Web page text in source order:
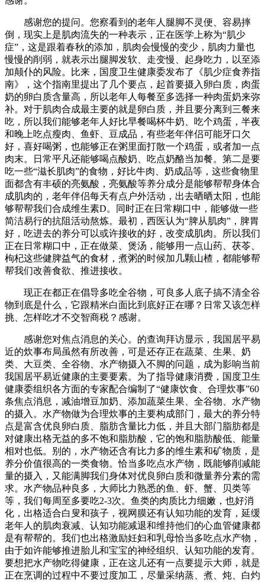
感谢您的提问。您察看到的老年人腿脚不灵便、容易摔
倒，现实上是肌肉流失的一种表示，正在医学上称为“肌少
症”，这是跟着春秋的添加，肌肉会慢慢的变少，肌肉力量也
慢慢的削弱，就表示出腿脚发软、走变慢、起身吃力，以至添
加颠仆的风险。比来，国度卫生健康委发布了《肌少症食养指
南》，这个指南里提出了几个要点，起首要摄入卵白质，肉蛋
奶的卵白质含量高，所以老年人每餐至多选择一种肉蛋奶来弥
补。对于肌肉合成最主要的就是卵白质，并且要分离到三餐来
吃，所以我们能够老年人好比早餐喝杯牛奶、吃个鸡蛋，半夜
和晚上吃点瘦肉、鱼虾、豆成品，有些老年伴侣可能牙口欠
好，喜好喝粥，也能够正在粥里面打散一个鸡蛋，或者加一点
肉末。日常平凡还能够喝点酸奶、吃点奶酪当加餐。第二是要
吃一些“滋长肌肉”的食物，好比牛肉、奶成品等，这些食物里
面都含有丰硕的亮氨酸，亮氨酸等养分成分是能够帮帮身体合
成肌肉的，老年伴侣每天有点户外活动，出去晒晒太阳，也能
够帮帮我们合成维生素D。同时正在日常糊口中，能够做一些
简洁易行的抗阻活动熬炼。最初，西医认为“脾从肌肉”，脾胃
好，吃进去的养分可以或许接收的好，改变成肌肉。所以我们
正在日常糊口中，正在做菜、煲汤，能够用一点山药、茯苓、
枸杞这些健脾益气的食材，煮粥的时候加几颗山楂，都能够帮
帮我们改善食欲、推进接收。
现正在都正在倡导多吃全谷物，可良多人底子搞不清全谷
物到底是什么，它跟精米白面比到底好正在哪？日常又该怎样
挑、怎样吃才不交智商税？感谢。
感谢您对焦点消息的关心。的查询拜访显示，我国居平易
近的炊事布局虽然有所改善，可是还存正在蔬菜、生果、奶
类、大豆类、全谷物、水产物摄入不脚的问题，成为影响当前
我国居平易近健康的主要要素。为了指导健康消费，国度卫生
健康委组织各方面的专家配合编制了“健康饮食、合理炊事”60
条焦点消息，减油增豆加奶、添加蔬菜生果、全谷物、水产物
的摄入。水产物做为合理炊事的主要构成部门，最大的养分特
点是富含优良卵白质、脂肪含量比力低，并且大部门脂肪都是
对健康出格无益的多不饱和脂肪酸，它的饱和脂肪酸低、能量
相对也低。别的，水产物还含有比力多的维生素和矿物质，是
养分价值很高的一类食物。恰当多吃点水产物，既能够削减能
量的摄入，又能满脚我们身体对优良卵白质和微量养分素的需
求。水产物品种良多，大师比力熟悉的鱼、虾、蟹、贝类等
等，我们每周至多要吃2-3次。鱼类的肉质比力细嫩，也好消
化，出格适合白叟和孩子，视网膜还有认知功能的发育，延缓
老年人的肌肉衰减、认知功能减退和维持他们的心血管健康都
是有帮帮的。我们也出格激励妊妇和乳母恰当多吃点水产物，
由于如许能够推进胎儿和宝宝的神经组织、认知功能的发育。
要想把水产物吃得健康，正在这儿还有一点要提示大师，就是
正在烹调的过程中不要过度加工，尽量采纳蒸、煮、炖、白灼